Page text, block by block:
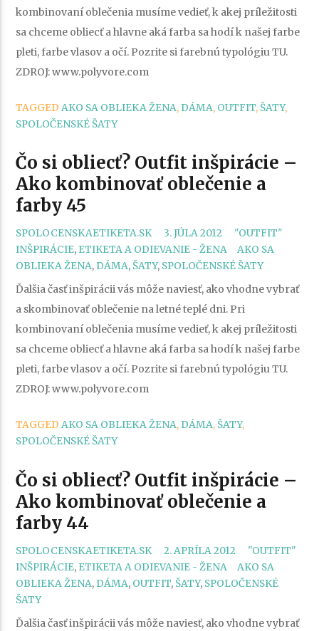
kombinovaní oblečenia musíme vedieť, k akej príležitosti
sa chceme obliecť a hlavne aká farba sa hodí k našej farbe
pleti, farbe vlasov a očí. Pozrite si farebnú typológiu TU.
ZDROJ: www.polyvore.com
TAGGEDAKO SA OBLIEKA ŽENA, DÁMA, OUTFIT, ŠATY,
SPOLOČENSKÉ ŠATY
Čo si obliecť? Outfit inšpirácie –
Ako kombinovať oblečenie a
farby 45
SPOLOCENSKAETIKETA.SK 3. JÚLA 2012 CATEGORIES
"OUTFIT"
INŠPIRÁCIE, ETIKETA A ODIEVANIE - ŽENA TAGS
AKO SA
OBLIEKA ŽENA, DÁMA, ŠATY, SPOLOČENSKÉ ŠATY
Ďalšia časť inšpirácii vás môže naviesť, ako vhodne vybrať
a skombinovať oblečenie na letné teplé dni. Pri
kombinovaní oblečenia musíme vedieť, k akej príležitosti
sa chceme obliecť a hlavne aká farba sa hodí k našej farbe
pleti, farbe vlasov a očí. Pozrite si farebnú typológiu TU.
ZDROJ: www.polyvore.com
TAGGEDAKO SA OBLIEKA ŽENA, DÁMA, ŠATY,
SPOLOČENSKÉ ŠATY
Čo si obliecť? Outfit inšpirácie –
Ako kombinovať oblečenie a
farby 44
SPOLOCENSKAETIKETA.SK 2. APRÍLA 2012 CATEGORIES
"OUTFIT"
INŠPIRÁCIE, ETIKETA A ODIEVANIE - ŽENA TAGS
AKO SA
OBLIEKA ŽENA, DÁMA, OUTFIT, ŠATY, SPOLOČENSKÉ
ŠATY
Ďalšia časť inšpirácii vás môže naviesť, ako vhodne vybrať